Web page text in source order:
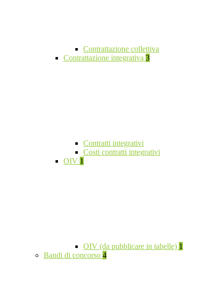
Contrattazione collettiva
Contrattazione integrativa 3
Contratti integrativi
Costi contratti integrativi
OIV 1
OIV (da pubblicare in tabelle) 1
Bandi di concorso 4